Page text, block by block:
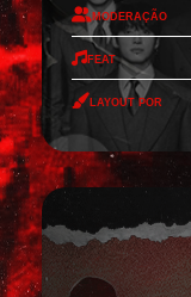
Moderação
Feat
Layout por